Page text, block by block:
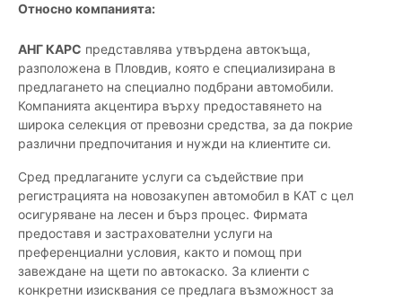
Относно компанията:
АНГ КАРС представлява утвърдена автокъща,
разположена в Пловдив, която е специализирана в
предлагането на специално подбрани автомобили.
Компанията акцентира върху предоставянето на
широка селекция от превозни средства, за да покрие
различни предпочитания и нужди на клиентите си.
Сред предлаганите услуги са съдействие при
регистрацията на новозакупен автомобил в КАТ с цел
осигуряване на лесен и бърз процес. Фирмата
предоставя и застрахователни услуги на
преференциални условия, както и помощ при
завеждане на щети по автокаско. За клиенти с
конкретни изисквания се предлага възможност за